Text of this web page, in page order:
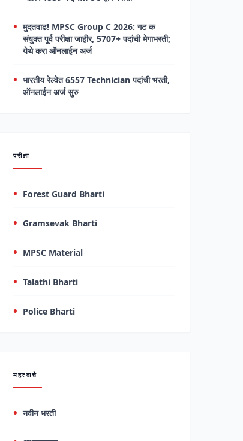
मुदतवाढ! MPSC Group C 2026: गट क
संयुक्त पूर्व परीक्षा जाहीर, 5707+ पदांची मेगाभरती;
येथे करा ऑनलाईन अर्ज
भारतीय रेल्वेत 6557 Technician पदांची भरती,
ऑनलाईन अर्ज सुरु
परीक्षा
Forest Guard Bharti
Gramsevak Bharti
MPSC Material
Talathi Bharti
Police Bharti
महत्वाचे
नवीन भरती